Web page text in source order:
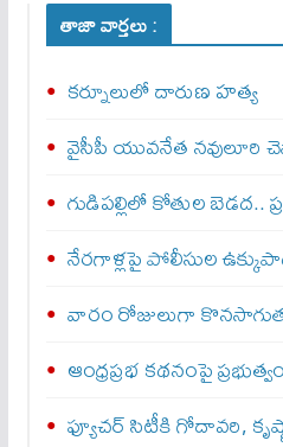
తాజా వార్తలు :
కర్నూలులో దారుణ హత్య
వైసీపీ యువనేత నవులూరి
గుడిపల్లిలో కోతుల బెడద..
నేరగాళ్లపై పోలీసుల
వారం రోజులుగా
ఆంధ్రప్రభ కథనంపై
ఫ్యూచర్ సిటీకి గోదావరి,